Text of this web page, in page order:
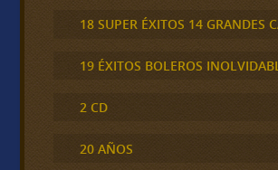
18 SUPER ÉXITOS 14 GRANDES
19 ÉXITOS BOLEROS
2 CD
20 AÑOS